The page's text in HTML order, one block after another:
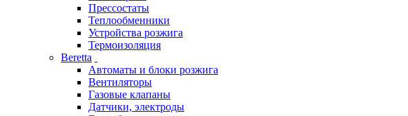
Прессостаты
Теплообменники
Устройства розжига
Термоизоляция
Beretta
Автоматы и блоки розжига
Вентиляторы
Газовые клапаны
Датчики, электроды